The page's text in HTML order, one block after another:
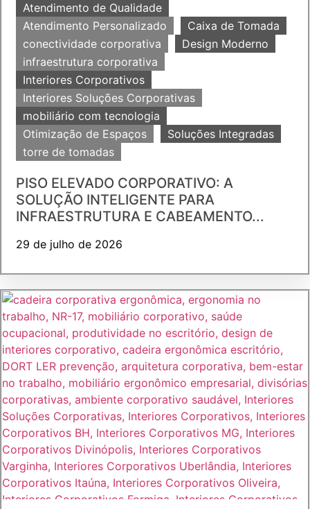
Atendimento de Qualidade
Atendimento Personalizado
Caixa de Tomada
conectividade corporativa
Design Moderno
infraestrutura corporativa
Interiores Corporativos
Interiores Soluções Corporativas
mobiliário com tecnologia
Otimização de Espaços
Soluções Integradas
torre de tomadas
PISO ELEVADO CORPORATIVO: A
SOLUÇÃO INTELIGENTE PARA
INFRAESTRUTURA E CABEAMENTO...
29 de julho de 2026